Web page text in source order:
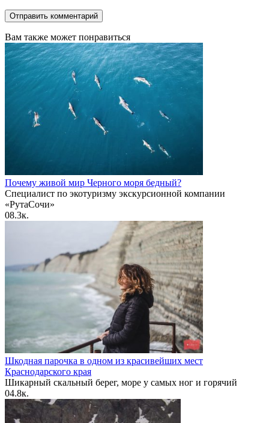
Вам также может понравиться
Почему живой мир Черного моря бедный?
Специалист по экотуризму экскурсионной компании
«РутаСочи»
08.3к.
Шкодная парочка в одном из красивейших мест
Краснодарского края
Шикарный скальный берег, море у самых ног и горячий
04.8к.